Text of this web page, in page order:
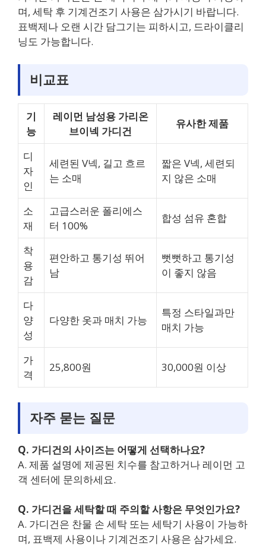
며, 세탁 후 기계건조기 사용은 삼가시기 바랍니다.
표백제나 오랜 시간 담그기는 피하시고, 드라이클리
닝도 가능합니다.
비교표
기
능
레이먼 남성용 가리온
브이넥 가디건
유사한 제품
디
자
인
세련된 V넥, 길고 흐르
는 소매
짧은 V넥, 세련되
지 않은 소매
소
재
고급스러운 폴리에스
터 100%
합성 섬유 혼합
착
용
감
편안하고 통기성 뛰어
남
뻣뻣하고 통기성
이 좋지 않음
다
양
성
다양한 옷과 매치 가능
특정 스타일과만
매치 가능
가
격
25,800원 30,000원 이상
자주 묻는 질문
Q. 가디건의 사이즈는 어떻게 선택하나요?
A. 제품 설명에 제공된 치수를 참고하거나 레이먼 고
객 센터에 문의하세요.
Q. 가디건을 세탁할 때 주의할 사항은 무엇인가요?
A. 가디건은 찬물 손 세탁 또는 세탁기 사용이 가능하
며, 표백제 사용이나 기계건조기 사용은 삼가세요.